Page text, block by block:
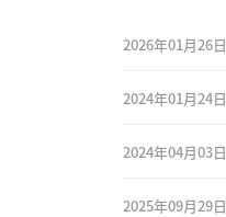
2026年01月26日
2024年01月24日
2024年04月03日
2025年09月29日